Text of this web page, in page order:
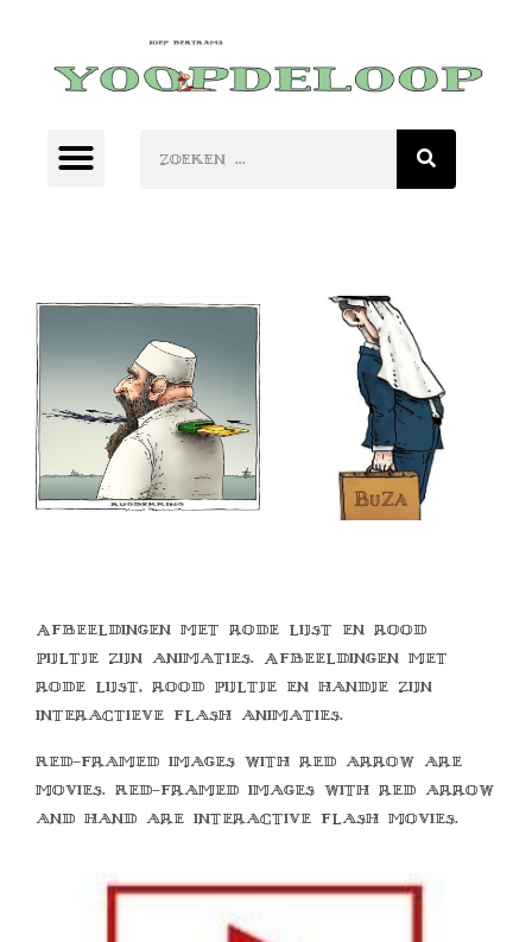
Afbeeldingen met rode lijst en rood
pijltje zijn animaties. Afbeeldingen met
rode lijst, rood pijltje en handje zijn
interactieve flash animaties.
Red-framed images with red arrow are
movies. Red-framed images with red arrow
and hand are interactive flash movies.